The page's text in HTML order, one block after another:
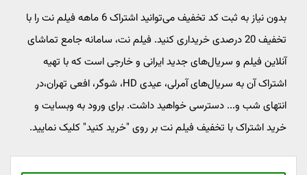
بدون نیاز به ثبت کد تخفیف می‌توانید اشتراک 6 ماهه فیلم نت را با
تخفیف 20 درصدی خریداری کنید. فیلم نت، سامانه جامع تماشای
آنلاین فیلم و سریال‌های جدید ایرانی و خارجی است که با تهیه
اشتراک آن به سریال‌های آمرلی، عیدی HD، شوگر، افعی تهران،در
انتهای شب و... دسترسی خواهید داشت. برای ورود به وبسایت و
خرید اشتراک با تخفیف فیلم نت بر روی "خرید کنید" کلیک نمایید.